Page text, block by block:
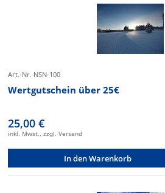
Art.-Nr. NSN-100
Wertgutschein über 25€
25,00 €
inkl. Mwst., zzgl. Versand
In den Warenkorb